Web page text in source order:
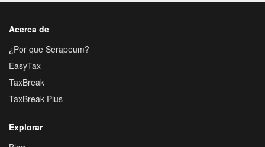
Acerca de
¿Por que Serapeum?
EasyTax
TaxBreak
TaxBreak Plus
Explorar